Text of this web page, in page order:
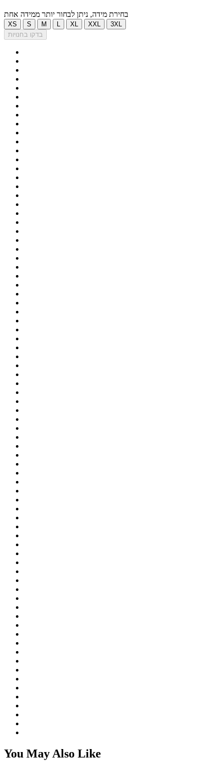
בחירת מידה, ניתן לבחור יותר ממידה אחת
XS S M XL XXL
3XL
בדקו בחנויות
You May Also Like